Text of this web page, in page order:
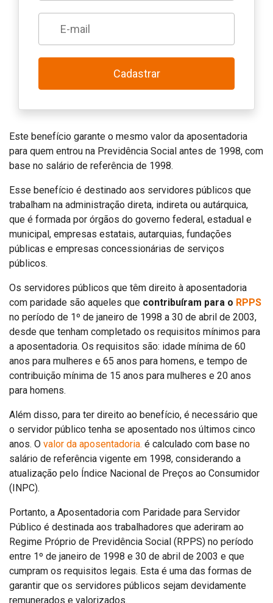
Cadastrar
Este benefício garante o mesmo valor da aposentadoria
para quem entrou na Previdência Social antes de 1998, com
base no salário de referência de 1998.
Esse benefício é destinado aos servidores públicos que
trabalham na administração direta, indireta ou autárquica,
que é formada por órgãos do governo federal, estadual e
municipal, empresas estatais, autarquias, fundações
públicas e empresas concessionárias de serviços
públicos.
Os servidores públicos que têm direito à aposentadoria
com paridade são aqueles que contribuíram para o RPPS
no período de 1º de janeiro de 1998 a 30 de abril de 2003,
desde que tenham completado os requisitos mínimos para
a aposentadoria. Os requisitos são: idade mínima de 60
anos para mulheres e 65 anos para homens, e tempo de
contribuição mínima de 15 anos para mulheres e 20 anos
para homens.
Além disso, para ter direito ao benefício, é necessário que
o servidor público tenha se aposentado nos últimos cinco
anos. O valor da aposentadoria. é calculado com base no
salário de referência vigente em 1998, considerando a
atualização pelo Índice Nacional de Preços ao Consumidor
(INPC).
Portanto, a Aposentadoria com Paridade para Servidor
Público é destinada aos trabalhadores que aderiram ao
Regime Próprio de Previdência Social (RPPS) no período
entre 1º de janeiro de 1998 e 30 de abril de 2003 e que
cumpram os requisitos legais. Esta é uma das formas de
garantir que os servidores públicos sejam devidamente
remunerados e valorizados.